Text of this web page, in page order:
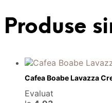
Produse
Cafea Boabe Lavazza
Evaluat